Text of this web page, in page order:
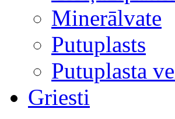
Minerālvate
Putuplasts
Putuplasta
Griesti